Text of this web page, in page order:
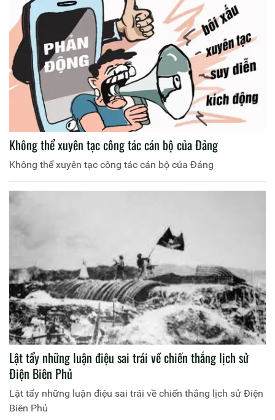
Không thể xuyên tạc công tác cán bộ của Đảng
Không thể xuyên tạc công tác cán bộ của Đảng
Lật tẩy những luận điệu sai trái về chiến thắng lịch sử
Điện Biên Phủ
Lật tẩy những luận điệu sai trái về chiến thắng lịch sử Điện
Biên Phủ